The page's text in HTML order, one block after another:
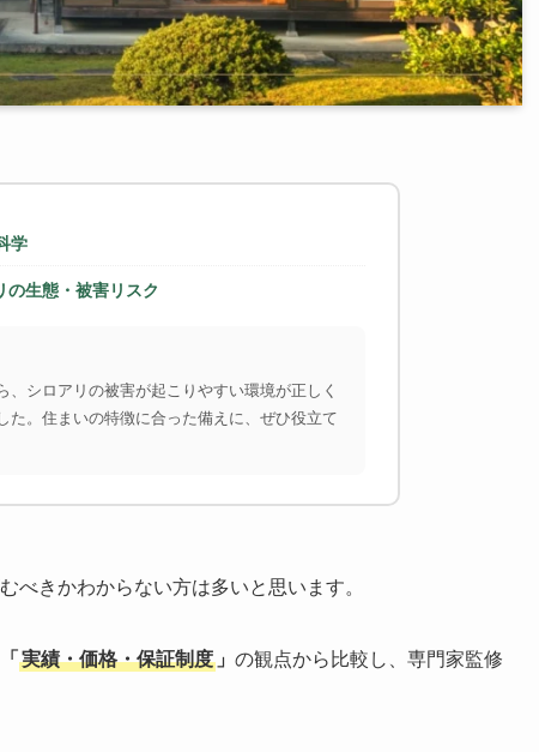
学
の生態・被害リスク
、シロアリの被害が起こりやすい環境が正しく
た。住まいの特徴に合った備えに、ぜひ役立て
べきかわからない方は多いと思います。
「 実績・価格・保証制度 」 の観点から比較し、専門家監修